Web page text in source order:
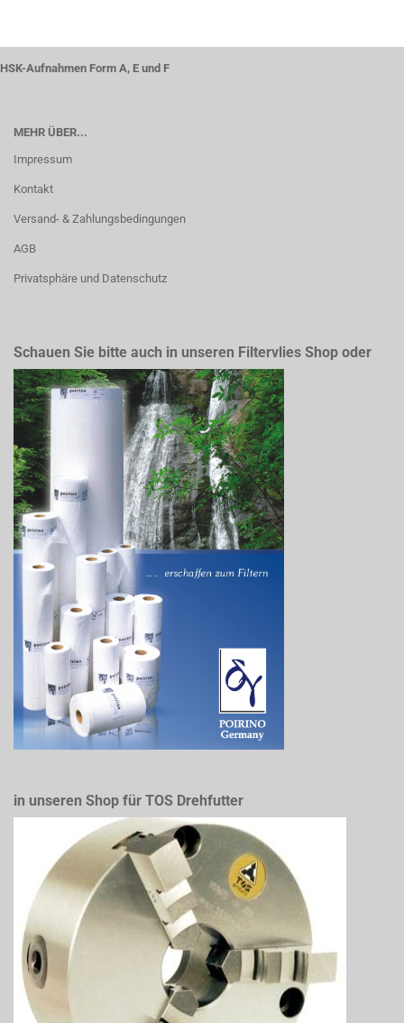
HSK-Aufnahmen Form A, E und F
MEHR ÜBER...
Impressum
Kontakt
Versand- & Zahlungsbedingungen
AGB
Privatsphäre und Datenschutz
Schauen Sie bitte auch in unseren Filtervlies Shop oder
in unseren Shop für TOS Drehfutter